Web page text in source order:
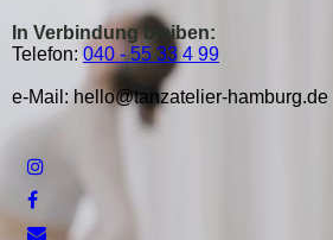
In Verbindung bleiben:
Telefon: 040 - 55 33 4 99
e-Mail: hello@tanzatelier-hamburg.de